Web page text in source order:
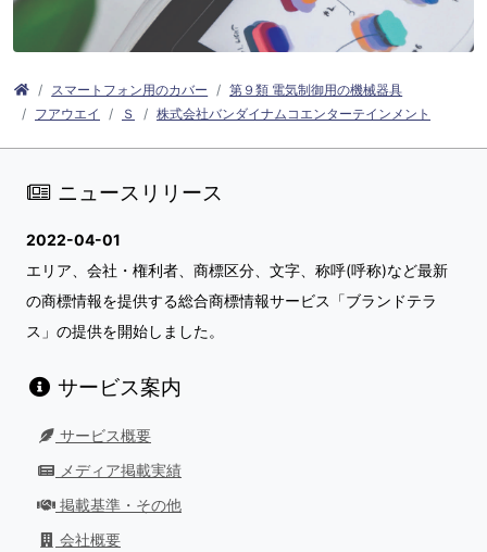
スマートフォン用のカバー
第９類 電気制御用の機械器具
フアウエイ
Ｓ 株式会社バンダイナムコエンターテインメント
ニュースリリース
2022-04-01
エリア、会社・権利者、商標区分、文字、称呼(呼称)など最新
の商標情報を提供する総合商標情報サービス「ブランドテラ
ス」の提供を開始しました。
サービス案内
サービス概要
メディア掲載実績
掲載基準・その他
会社概要